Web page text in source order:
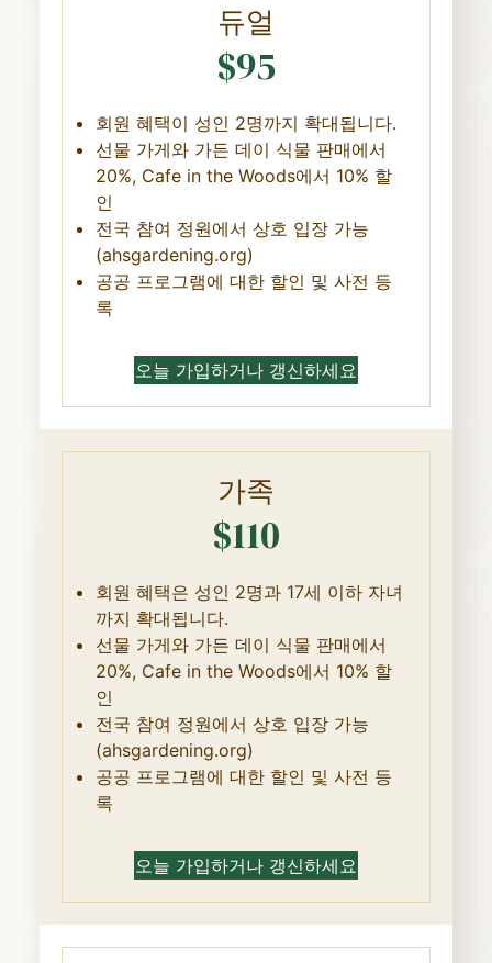
듀얼
$95
회원 혜택이 성인 2명까지 확대됩니다.
선물 가게와 가든 데이 식물 판매에서
20%, Cafe in the Woods에서 10% 할
인
전국 참여 정원에서 상호 입장 가능
(ahsgardening.org)
공공 프로그램에 대한 할인 및 사전 등
록
오늘 가입하거나 갱신하세요
가족
$110
회원 혜택은 성인 2명과 17세 이하 자녀
까지 확대됩니다.
선물 가게와 가든 데이 식물 판매에서
20%, Cafe in the Woods에서 10% 할
인
전국 참여 정원에서 상호 입장 가능
(ahsgardening.org)
공공 프로그램에 대한 할인 및 사전 등
록
오늘 가입하거나 갱신하세요